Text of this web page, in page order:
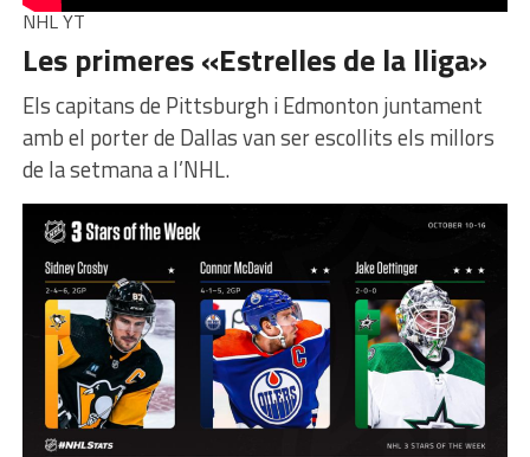
NHL YT
Les primeres «Estrelles de la lliga»
Els capitans de Pittsburgh i Edmonton juntament
amb el porter de Dallas van ser escollits els millors
de la setmana a l’NHL.